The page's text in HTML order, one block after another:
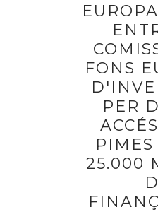
FONS
PER
25.000